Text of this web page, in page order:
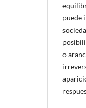
puede
o